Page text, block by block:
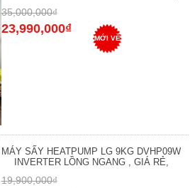
35,000,000₫
23,990,000₫
MỚI VỀ
MÁY SẤY HEATPUMP LG 9KG DVHP09W
INVERTER LỒNG NGANG , GIÁ RẺ,
19,900,000₫